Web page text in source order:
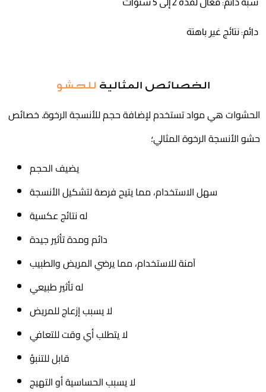
الخصائص المثالية للحشو
الحشوات هي مواد تستخدم لإضافة حجم للأنسجة الرخوة. خصائص
حشو الأنسجة الرخوة المثالي؛
يضيف الحجم
سهل الاستخدام، مما يتيح فرصة لتشكيل الأنسجة
له نتائج عكسية
دائم ومدة تأثير جيدة
آمنة للاستخدام، مما يرضي المريض والطبيب
له تأثير طبيعي
لا يسبب إزعاج للمريض
لا يتطلب أي وقت للتعافي
قابل للتنبؤ
لا يسبب الحساسية أو التهيج